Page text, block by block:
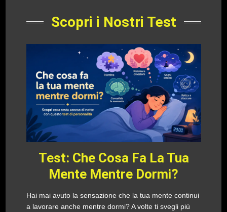
Scopri i Nostri Test
Test: Che Cosa Fa La Tua
Mente Mentre Dormi?
Hai mai avuto la sensazione che la tua mente continui
a lavorare anche mentre dormi? A volte ti svegli più